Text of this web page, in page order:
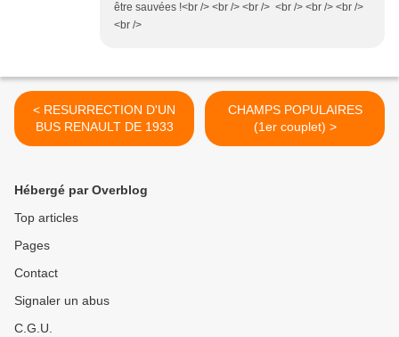
être sauvées !<br /> <br /> <br /> <br /> <br /> <br />
<br />
< RESURRECTION D'UN
BUS RENAULT DE 1933
CHAMPS POPULAIRES
(1er couplet) >
Hébergé par Overblog
Top articles
Pages
Contact
Signaler un abus
C.G.U.